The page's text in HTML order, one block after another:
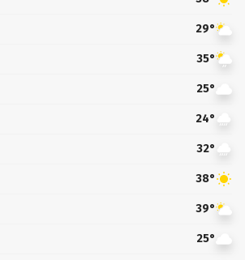
29°
35°
25°
24°
32°
38°
39°
25°